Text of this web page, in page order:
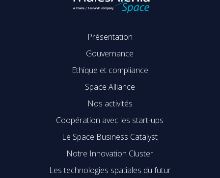
Présentation
Gouvernance
Ethique et compliance
Space Alliance
Nos activités
Coopération avec les start-ups
Le Space Business Catalyst
Notre Innovation Cluster
Les technologies spatiales du futur